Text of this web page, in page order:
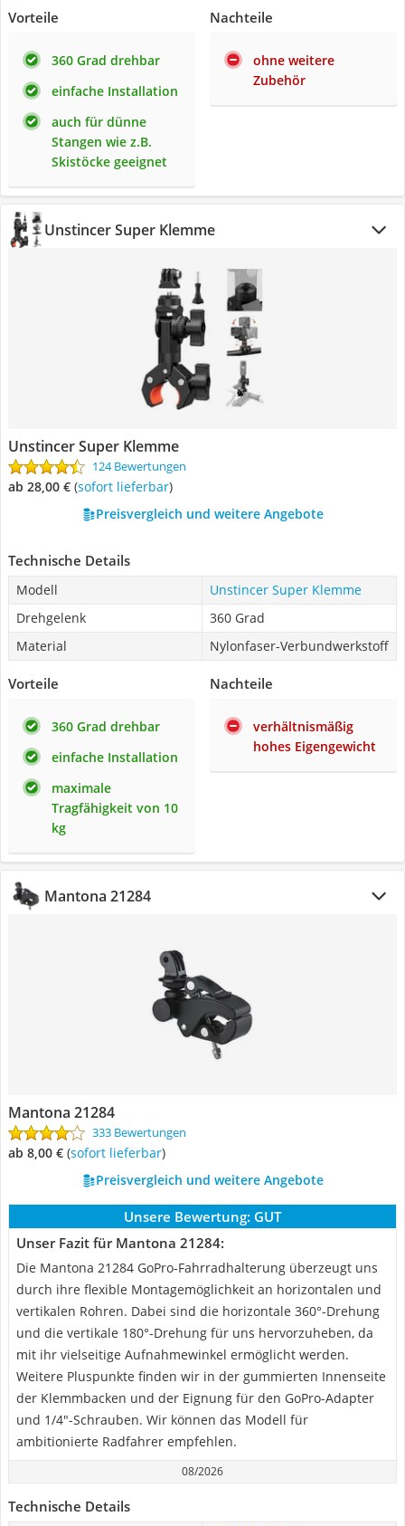
Vorteile
360 Grad drehbar
einfache Installation
auch für dünne
Stangen wie z.B.
Skistöcke geeignet
Nachteile
ohne weitere
Zubehör
Unstincer Super Klemme
Unstincer Super Klemme
124 Bewertungen
ab 28,00 € ( Sofort lieferbar)
Preisvergleich und weitere Angebote
Technische Details
Modell
Unstincer Super Klemme
Drehgelenk
360 Grad
Material
Nylonfaser-Verbundwerkstoff
Vorteile
360 Grad drehbar
einfache Installation
maximale
Tragfähigkeit von 10
kg
Nachteile
verhältnismäßig
hohes Eigengewicht
Mantona 21284
Mantona 21284
333 Bewertungen
ab 8,00 € ( Sofort lieferbar)
Preisvergleich und weitere Angebote
Unsere Bewertung: GUT
Unser Fazit für Mantona 21284:
Die Mantona 21284 GoPro-Fahrradhalterung überzeugt uns
durch ihre flexible Montagemöglichkeit an horizontalen und
vertikalen Rohren. Dabei sind die horizontale 360°-Drehung
und die vertikale 180°-Drehung für uns hervorzuheben, da
mit ihr vielseitige Aufnahmewinkel ermöglicht werden.
Weitere Pluspunkte finden wir in der gummierten Innenseite
der Klemmbacken und der Eignung für den GoPro-Adapter
und 1/4"-Schrauben. Wir können das Modell für
ambitionierte Radfahrer empfehlen.
08/2026
Technische Details